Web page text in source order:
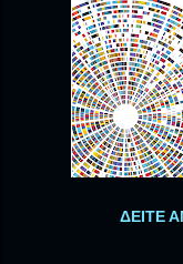
ΔΕΙΤΕ